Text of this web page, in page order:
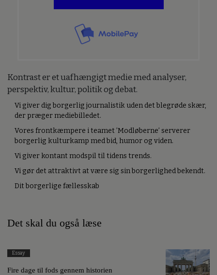
Kontrast er et uafhængigt medie med analyser,
perspektiv, kultur, politik og debat.
Vi giver dig borgerlig journalistik uden det blegrøde skær,
der præger mediebilledet.
Vores frontkæmpere i teamet ’Modløberne’ serverer
borgerlig kulturkamp med bid, humor og viden.
Vi giver kontant modspil til tidens trends.
Vi gør det attraktivt at være sig sin borgerlighed bekendt.
Dit borgerlige fællesskab
Det skal du også læse
Essay
Fire dage til fods gennem historien